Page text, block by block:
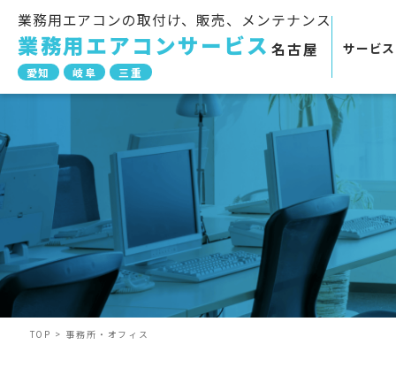
業務用エアコンの取付け、販売、メンテナンス
業務用エアコンサービス 名古屋
愛知 岐阜 三重
サービ
TOP > 事務所・オフィス